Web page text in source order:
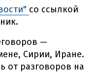
со ссылкой
—
Сирии, Иране.
от разговоров на